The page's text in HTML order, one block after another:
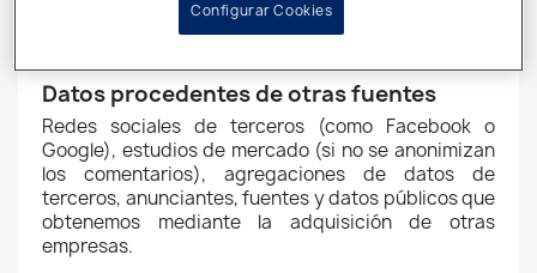
los registros de los formularios que nos facilita a
Datos procedentes de otras fuentes
Redes sociales de terceros (como Facebook o
Google), estudios de mercado (si no se anonimizan
los comentarios), agregaciones de datos de
terceros, anunciantes, fuentes y datos públicos que
obtenemos mediante la adquisición de otras
empresas.
Configurar Cookies